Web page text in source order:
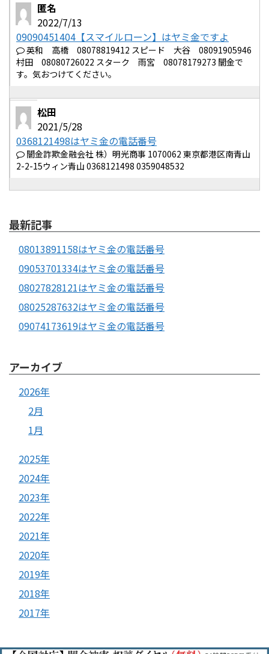
匿名
2022/7/13
09090451404【スマイルローン】はヤミ金ですよ
英和 高橋 08078819412 スピード 大谷 08091905946
村田 08080726022 スターク 雨宮 08078179273 闇金で
す。気おつけてください。
松田
2021/5/28
0368121498はヤミ金の電話番号
闇金詐欺金融会社 株）明光商事 1070062 東京都港区南青山
2-2-15ウィン青山 0368121498 0359048532
最新記事
08013891158はヤミ金の電話番号
09053701334はヤミ金の電話番号
08027828121はヤミ金の電話番号
08025287632はヤミ金の電話番号
09074173619はヤミ金の電話番号
アーカイブ
2026年
2月
1月
2025年
2024年
2023年
2022年
2021年
2020年
2019年
2018年
2017年